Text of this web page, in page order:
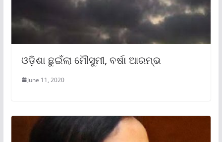
ଓଡ଼ିଶା ଛୁଇଁଲା ମୌସୁମୀ, ବର୍ଷା ଆରମ୍ଭ
June 11, 2020